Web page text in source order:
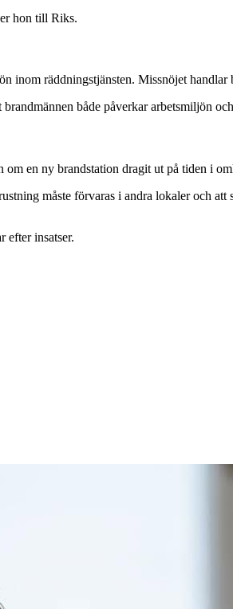
hon till Riks.
räddningstjänsten. Missnöjet
både påverkar arbetsmiljön
en ny brandstation dragit ut på tiden i
måste förvaras i andra lokaler och att
efter insatser.